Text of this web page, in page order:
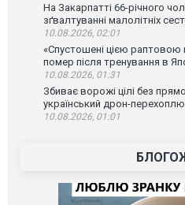
На Закарпатті 66-річного
зґвалтуванні малолітніх
10.08.2026, 02:01
«Спустошені цією раптовою
помер після тренування в
10.08.2026, 01:31
Збиває ворожі цілі без
український дрон-
10.08.2026, 01:01